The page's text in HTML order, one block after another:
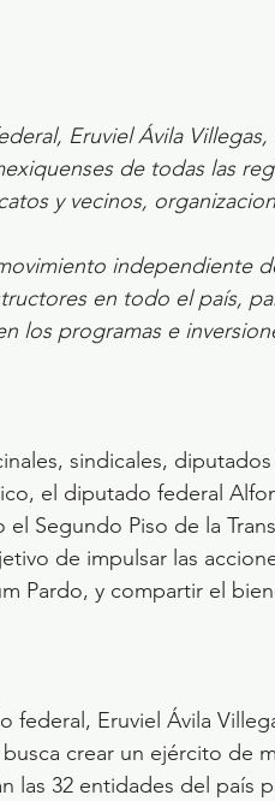
Eruviel Ávila
de todas las
y vecinos,
independiente
en todo el país,
los programas e
sindicales,
el diputado federal
Segundo Piso de la
de impulsar las
Pardo, y compartir el
Eruviel Ávila
crear un ejército de
las 32 entidades del país